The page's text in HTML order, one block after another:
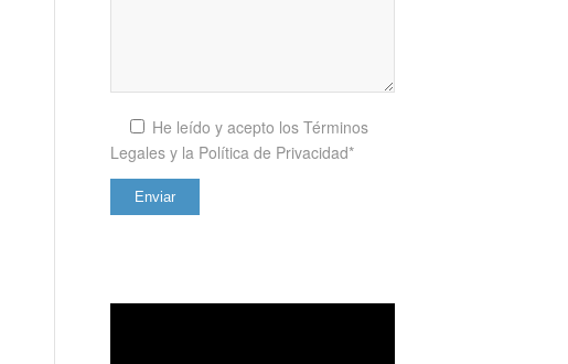
He leído y acepto los Términos
Legales y la Política de Privacidad*